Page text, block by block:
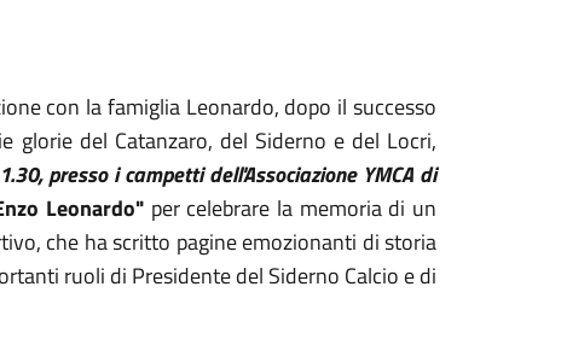
con la famiglia Leonardo, dopo il successo
glorie del Catanzaro, del Siderno e del Locri,
presso i campetti dell'Associazione YMCA di
Leonardo" per celebrare la memoria di un
che ha scritto pagine emozionanti di storia
ruoli di Presidente del Siderno Calcio e di